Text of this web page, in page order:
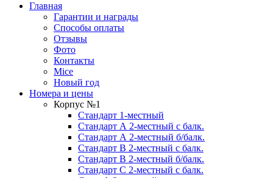
Главная
Гарантии и награды
Способы оплаты
Отзывы
Фото
Контакты
Mice
Новый год
Номера и цены
Корпус №1
Стандарт 1-местный
Стандарт А 2-местный с балк.
Стандарт А 2-местный б/балк.
Стандарт B 2-местный с балк.
Стандарт B 2-местный б/балк.
Стандарт C 2-местный с балк.